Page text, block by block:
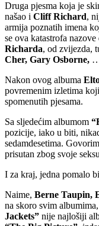
Druga pjesma koja je
našao i Cliff Richard,
armija poznatih imena
se ova katastrofa
Richarda, od zvijezda,
Cher, Gary Osborne,
Nakon ovog albuma
povremenim izletima
spomenutih pjesama.
Sa sljedećim albumom
pozicije, iako u biti,
sedamdesetima.
prisutan zbog svoje
I za kraj, jedna pomalo
Naime, Berne Taupin,
na skoro svim
Jackets” nije najlošiji